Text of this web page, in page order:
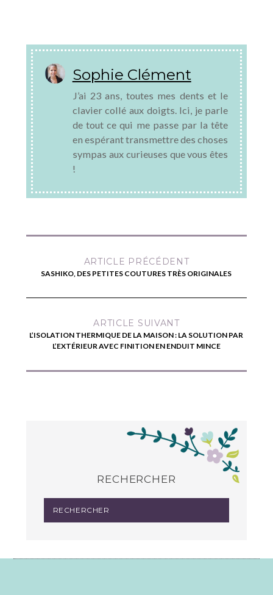
Sophie Clément
J’ai 23 ans, toutes mes dents et le
clavier collé aux doigts. Ici, je parle
de tout ce qui me passe par la tête
en espérant transmettre des choses
sympas aux curieuses que vous êtes
!
ARTICLE PRÉCÉDENT
SASHIKO, DES PETITES COUTURES TRÈS ORIGINALES
ARTICLE SUIVANT
L’ISOLATION THERMIQUE DE LA MAISON : LA SOLUTION PAR
L’EXTÉRIEUR AVEC FINITION EN ENDUIT MINCE
RECHERCHER